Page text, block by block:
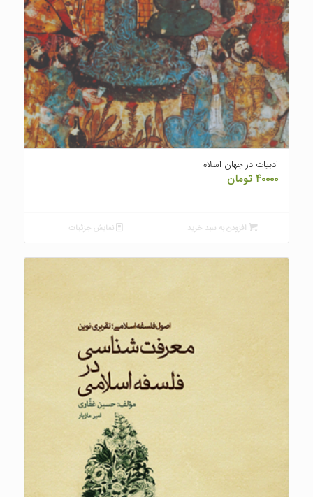
ادبیات در جهان اسلام
۴۰۰۰۰ تومان
افزودن به سبد خرید نمایش جزئیات